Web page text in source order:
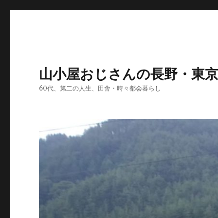
山小屋おじさんの長野・東
60代、第二の人生、田舎・時々都会暮らし